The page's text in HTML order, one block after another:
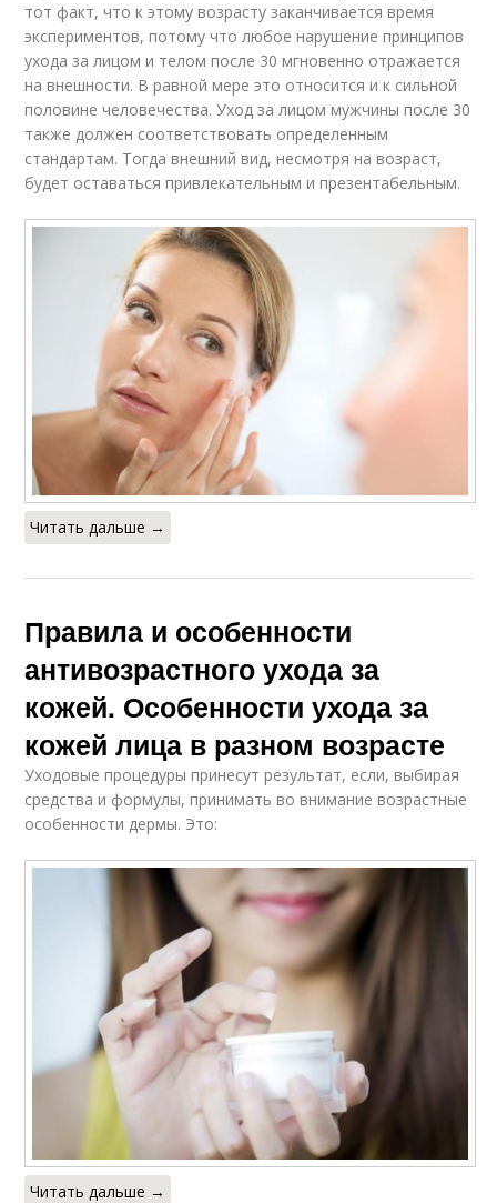
тот факт, что к этому возрасту заканчивается время
экспериментов, потому что любое нарушение принципов
ухода за лицом и телом после 30 мгновенно отражается
на внешности. В равной мере это относится и к сильной
половине человечества. Уход за лицом мужчины после 30
также должен соответствовать определенным
стандартам. Тогда внешний вид, несмотря на возраст,
будет оставаться привлекательным и презентабельным.
Читать дальше →
Правила и особенности
антивозрастного ухода за
кожей. Особенности ухода за
кожей лица в разном возрасте
Уходовые процедуры принесут результат, если, выбирая
средства и формулы, принимать во внимание возрастные
особенности дермы. Это:
Читать дальше →